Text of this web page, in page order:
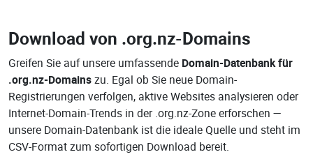
Download von .org.nz-Domains
Greifen Sie auf unsere umfassende Domain-Datenbank für
.org.nz-Domainszu. Egal ob Sie neue Domain-
Registrierungen verfolgen, aktive Websites analysieren oder
Internet-Domain-Trends in der .org.nz-Zone erforschen —
unsere Domain-Datenbank ist die ideale Quelle und steht im
CSV-Format zum sofortigen Download bereit.